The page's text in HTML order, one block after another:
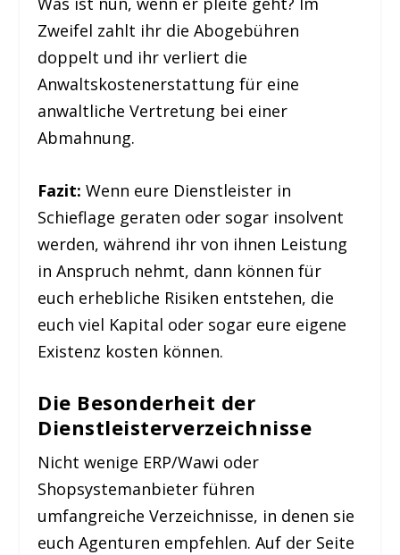
Zweifel zahlt ihr die Abogebühren
doppelt und ihr verliert die
Anwaltskostenerstattung für eine
anwaltliche Vertretung bei einer
Abmahnung.
Fazit: Wenn eure Dienstleister in
Schieflage geraten oder sogar insolvent
werden, während ihr von ihnen Leistung
in Anspruch nehmt, dann können für
euch erhebliche Risiken entstehen, die
euch viel Kapital oder sogar eure eigene
Existenz kosten können.
Die Besonderheit der
Dienstleisterverzeichnisse
Nicht wenige ERP/Wawi oder
Shopsystemanbieter führen
umfangreiche Verzeichnisse, in denen sie
euch Agenturen empfehlen. Auf der Seite